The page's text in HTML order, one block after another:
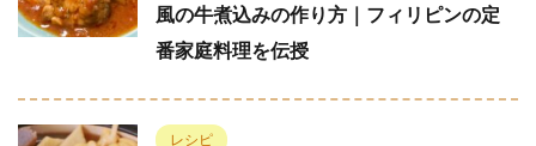
風の牛煮込みの作り方｜フィリピンの定
番家庭料理を伝授
レシピ